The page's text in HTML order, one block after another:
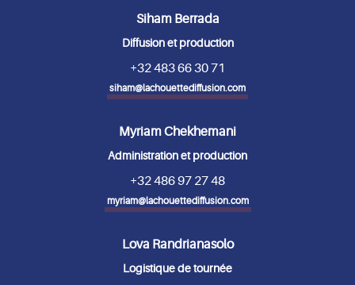
Siham Berrada
Diffusion et production
+32 483 66 30 71
siham@lachouettediffusion.com
Myriam Chekhemani
Administration et production
+32 486 97 27 48
myriam@lachouettediffusion.com
Lova Randrianasolo
Logistique de tournée